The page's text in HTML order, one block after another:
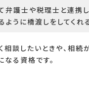
弁護士や税理士と連携
ように橋渡しをしてくれ
相談したいときや、相続
る資格です。